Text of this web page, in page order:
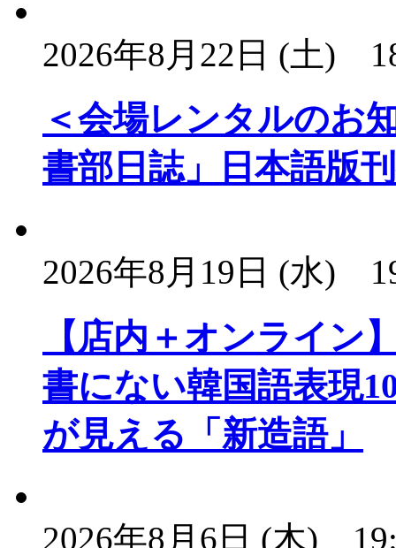
2026年8月22日 (土)
＜会場レンタルのお
書部日誌」日本語版
2026年8月19日 (水)
【店内＋オンライ
書にない韓国語表現
が見える「新造語」
2026年8月6日 (木)